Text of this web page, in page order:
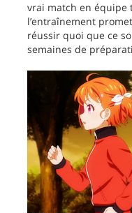
vrai match en équipe
l’entraînement
réussir quoi que ce
semaines de